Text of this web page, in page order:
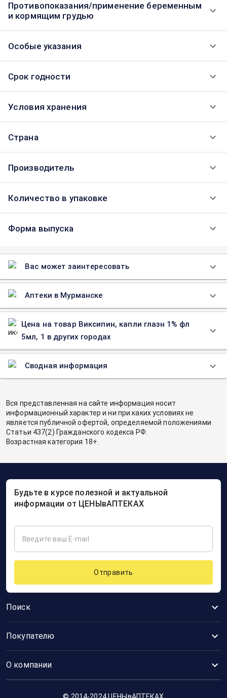
Противопоказания/применение беременным
и кормящим грудью
Особые указания
Срок годности
Условия хранения
Страна
Производитель
Количество в упаковке
Форма выпуска
Вас может заинтересовать
Аптеки в Мурманске
Цена на товар Виксипин, капли глазн 1% фл
5мл, 1 в других городах
Сводная информация
Вся представленная на сайте информация носит
информационный характер и ни при каких условиях не
является публичной офертой, определяемой положениями
Статьи 437(2) Гражданского кодекса РФ.
Возрастная категория 18+.
Поиск
Покупателю
О компании
Будьте в курсе полезной и актуальной
информации от ЦЕНЫвАПТЕКАХ
Отправить